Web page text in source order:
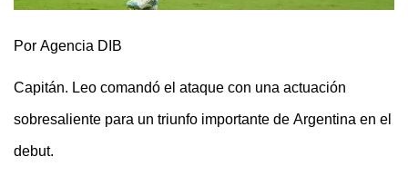
Por Agencia DIB
Capitán. Leo comandó el ataque con una actuación
sobresaliente para un triunfo importante de Argentina en el
debut.